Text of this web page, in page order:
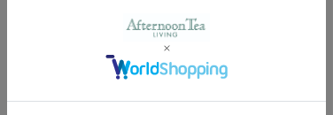
【接触冷感 洗える】ク
ールリラックスクッショ
¥2,564 [37％OFF]